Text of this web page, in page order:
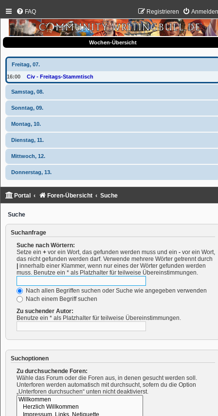
FAQ Registrieren
Wochen-Übersicht
Freitag, 07.
16:00 Civ - Freitags-Stammtisch
Samstag, 08.
Sonntag, 09.
Montag, 10.
Dienstag, 11.
Mittwoch, 12.
Donnerstag, 13.
Portal Foren-Übersicht Suche
Suche
Suchanfrage
Suche nach Wörtern:
Setze ein + vor ein Wort, das gefunden werden muss und ein - vor ein Wort,
das nicht gefunden werden darf. Verwende mehrere Wörter getrennt durch
| innerhalb einer Klammer, wenn nur eines der Wörter gefunden werden
muss. Benutze ein * als Platzhalter für teilweise Übereinstimmungen.
Nach allen Begriffen suchen oder Suche wie angegeben verwenden
Nach einem Begriff suchen
Zu suchender Autor:
Benutze ein * als Platzhalter für teilweise Übereinstimmungen.
Suchoptionen
Zu durchsuchende Foren:
Wähle das Forum oder die Foren aus, in denen gesucht werden soll.
Unterforen werden automatisch mit durchsucht, sofern du die Option
„Unterforen durchsuchen“ unten nicht deaktivierst.